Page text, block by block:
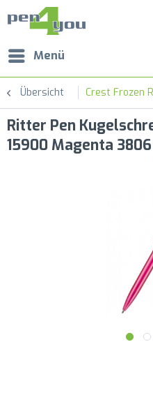
Menü
Übersicht Crest Frozen
Ritter Pen
15900 Magenta 3806